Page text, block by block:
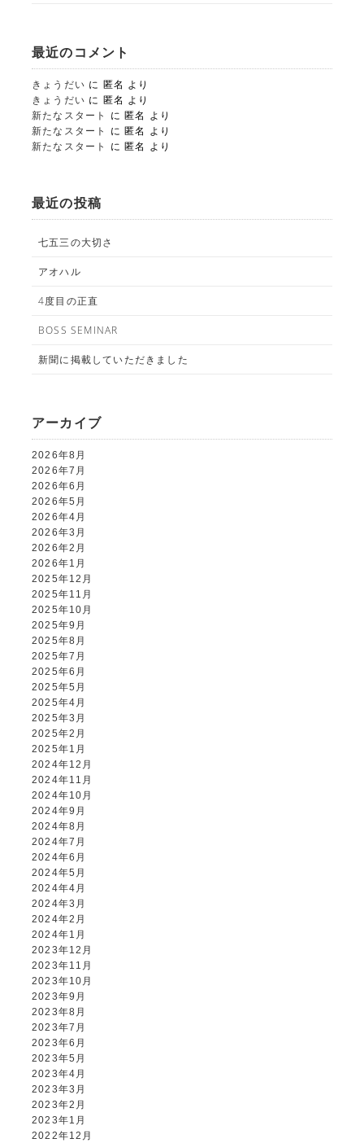
STUDIO事業部
ALBUM事業部
最近のコメント
きょうだい に 匿名 より
きょうだい に 匿名 より
新たなスタート
に 匿名
より
新たなスタート
に 匿名
より
新たなスタート
に 匿名 より
最近の投稿
七五三の大切さ
アオハル
4度目の正直
BOSS SEMINAR
新聞に掲載していただきました
アーカイブ
2026年8月
2026年7月
2026年6月
2026年5月
2026年4月
2026年3月
2026年2月
2026年1月
2025年12月
2025年11月
2025年10月
2025年9月
2025年8月
2025年7月
2025年6月
2025年5月
2025年4月
2025年3月
2025年2月
2025年1月
2024年12月
2024年11月
2024年10月
2024年9月
2024年8月
2024年7月
2024年6月
2024年5月
2024年4月
2024年3月
2024年2月
2024年1月
2023年12月
2023年11月
2023年10月
2023年9月
2023年8月
2023年7月
2023年6月
2023年5月
2023年4月
2023年3月
2023年2月
2023年1月
2022年12月